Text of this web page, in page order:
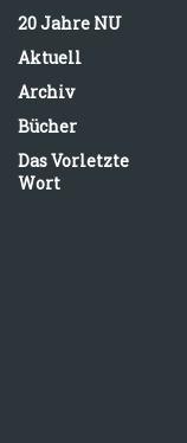
20 Jahre NU
Aktuell
Archiv
Bücher
Das Vorletzte
Wort